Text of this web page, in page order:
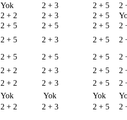
Yok 2 + 3 2 + 5
2
2 + 2 2 + 3 2 + 5
2 + 5 2 + 5 2 + 5
2
2 + 5 2 + 3 2 + 5
2
2 + 5 2 + 5 2 + 5
2
2 + 2 2 + 3 2 + 5
2
2 + 2 2 + 3 2 + 5
2
Yok Yok Yok
2 + 2 2 + 3 2 + 5 2